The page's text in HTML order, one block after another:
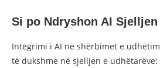
Si po Ndryshon AI
Integrimi i AI në shërbimet e
të dukshme në sjelljen e udhëtarëve: